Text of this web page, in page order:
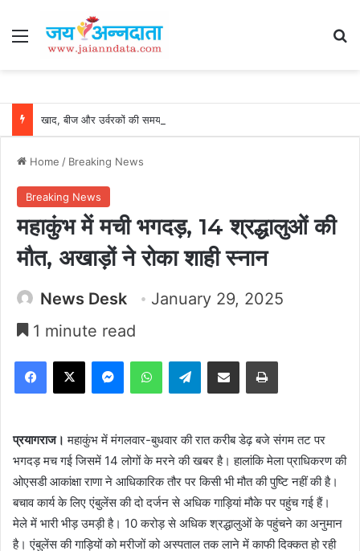
Menu
Home / Breaking News
Breaking News
महाकुंभ में मची भगदड़, 14 श्रद्धालुओं की
मौत, अखाड़ों ने रोका शाही स्नान
News Desk
January 29, 2025
1 minute read
Facebook
X MessengerWhatsAppTelegramShare via Email Print
प्रयागराज। महाकुंभ में मंगलवार-बुधवार की रात करीब डेढ़ बजे संगम तट पर
भगदड़ मच गई जिसमें 14 लोगों के मरने की खबर है। हालांकि मेला प्राधिकरण की
ओएसडी आकांक्षा राणा ने आधिकारिक तौर पर किसी भी मौत की पुष्टि नहीं की है।
बचाव कार्य के लिए एंबुलेंस की दो दर्जन से अधिक गाड़ियां मौके पर पहुंच गई हैं।
मेले में भारी भीड़ उमड़ी है। 10 करोड़ से अधिक श्रद्धालुओं के पहुंचने का अनुमान
है। एंबुलेंस की गाड़ियों को मरीजों को अस्पताल तक लाने में काफी दिक्कत हो रही